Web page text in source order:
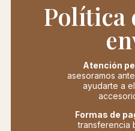
Política
Atención
asesoramos
ayudarte a
Formas de
transferencia